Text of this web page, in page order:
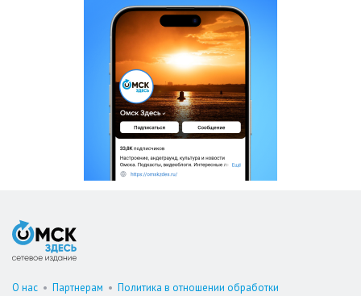
О нас • Партнерам • Политика в отношении обработки